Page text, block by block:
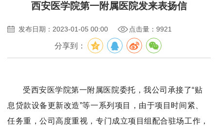
西安医学院第一附属医院发来表扬信
发布日期：2023-01-05 00:00 点击量：9921
分享到：
受西安医学院第一附属医院委托，我公司承接了“贴
息贷款设备更新改造”等一系列项目，由于项目时间紧、
任务重，公司高度重视，专门成立项目组配合驻场工作，